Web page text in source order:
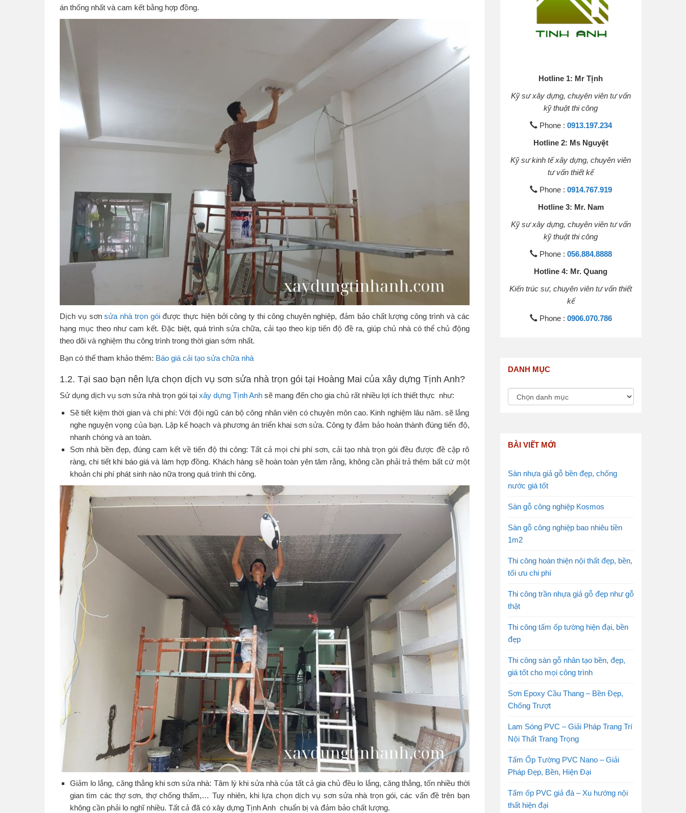
án thống nhất và cam kết bằng hợp đồng.
Dịch vụ sơnsửa nhà trọn góiđược thực hiện bởi công ty thi công chuyên nghiệp, đảm bảo chất lượng công trình và các
hạng mục theo như cam kết. Đặc biệt, quá trình sửa chữa, cải tạo theo kịp tiến độ đề ra, giúp chủ nhà có thể chủ động
theo dõi và nghiệm thu công trình trong thời gian sớm nhất.
Bạn có thể tham khảo thêm: Báo giá cải tạo sửa chữa nhà
1.2. Tại sao bạn nên lựa chọn dịch vụ sơn sửa nhà trọn gói tại Hoàng Mai của xây dựng Tịnh Anh?
Sử dụng dịch vụ sơn sửa nhà trọn gói tại xây dựng Tịnh Anh sẽ mang đến cho gia chủ rất nhiều lợi ích thiết thực như:
Sẽ tiết kiệm thời gian và chi phí: Với đội ngũ cán bộ công nhân viên có chuyên môn cao. Kinh nghiệm lâu năm. sẽ lắng
nghe nguyện vọng của bạn. Lập kế hoạch và phương án triển khai sơn sửa. Công ty đảm bảo hoàn thành đúng tiến độ,
nhanh chóng và an toàn.
Sơn nhà bền đẹp, đúng cam kết về tiến độ thi công: Tất cả mọi chi phí sơn, cải tạo nhà trọn gói đều được đề cập rõ
ràng, chi tiết khi báo giá và làm hợp đồng. Khách hàng sẽ hoàn toàn yên tâm rằng, không cần phải trả thêm bất cứ một
khoản chi phí phát sinh nào nữa trong quá trình thi công.
Giảm lo lắng, căng thẳng khi sơn sửa nhà: Tâm lý khi sửa nhà của tất cả gia chủ đều lo lắng, căng thẳng, tốn nhiều thời
gian tìm các thợ sơn, thợ chống thấm,… Tuy nhiên, khi lựa chọn dịch vụ sơn sửa nhà trọn gói, các vấn đề trên bạn
không cần phải lo nghĩ nhiều. Tất cả đã có xây dựng Tịnh Anh chuẩn bị và đảm bảo chất lượng.
Hotline 1: Mr Tịnh
Kỹ sư xây dựng, chuyên viên tư vấn
kỹ thuật thi công
Phone : 0913.197.234
Hotline 2: Ms Nguyệt
Kỹ sư kinh tế xây dựng, chuyên viên
tư vấn thiết kế
Phone : 0914.767.919
Hotline 3: Mr. Nam
Kỹ sư xây dựng, chuyên viên tư vấn
kỹ thuật thi công
Phone : 056.884.8888
Hotline 4: Mr. Quang
Kiến trúc sư, chuyên viên tư vấn thiết
kế
Phone : 0906.070.786
DANH MỤC
BÀI VIẾT MỚI
Sàn nhựa giả gỗ bền đẹp, chống
nước giá tốt
Sàn gỗ công nghiệp Kosmos
Sàn gỗ công nghiệp bao nhiêu tiền
1m2
Thi công hoàn thiện nội thất đẹp, bền,
tối ưu chi phí
Thi công trần nhựa giả gỗ đẹp như gỗ
thật
Thi công tấm ốp tường hiện đại, bền
đẹp
Thi công sàn gỗ nhân tạo bền, đẹp,
giá tốt cho mọi công trình
Sơn Epoxy Cầu Thang – Bền Đẹp,
Chống Trượt
Lam Sóng PVC – Giải Pháp Trang Trí
Nội Thất Trang Trọng
Tấm Ốp Tường PVC Nano – Giải
Pháp Đẹp, Bền, Hiện Đại
Tấm ốp PVC giả đá – Xu hướng nội
thất hiện đại